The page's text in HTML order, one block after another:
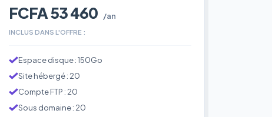
FCFA 53 460 /an
INCLUS DANS L'OFFRE :
Espace disque : 150Go
Site hébergé : 20
Compte FTP : 20
Sous domaine : 20